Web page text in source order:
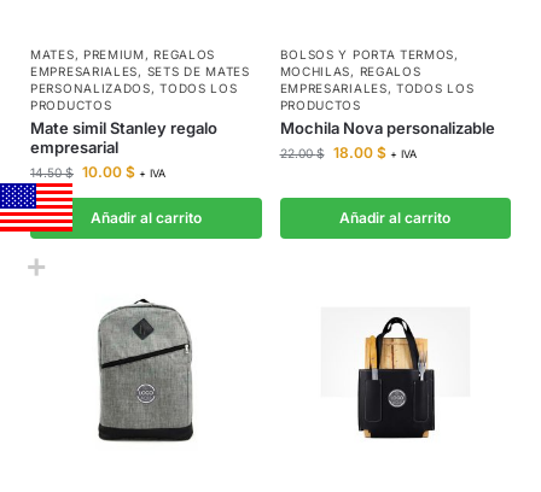
MATES, PREMIUM,REGALOS
EMPRESARIALES, SETS DE MATES
PERSONALIZADOS,TODOS LOS
PRODUCTOS
Mate simil Stanley regalo
empresarial
14.50$ 10.00 $ + IVA
Añadir al carrito
BOLSOS Y PORTA TERMOS,
MOCHILAS, REGALOS
EMPRESARIALES,TODOS LOS
PRODUCTOS
Mochila Nova personalizable
22.00$ 18.00 $ + IVA
Añadir al carrito